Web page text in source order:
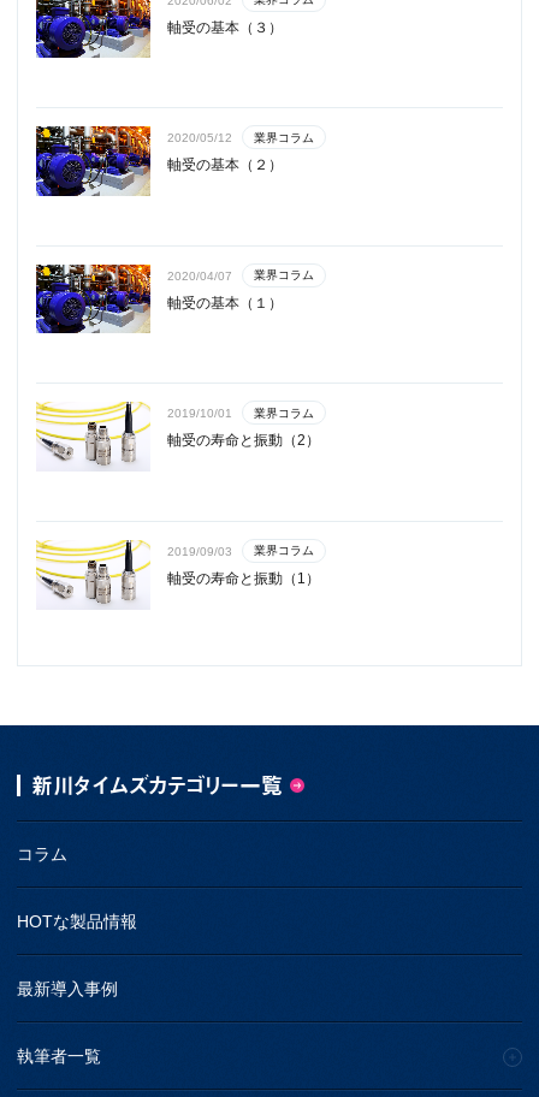
軸受の基本（３）
2020/05/12 業界コラム
軸受の基本（２）
2020/04/07 業界コラム
軸受の基本（１）
2019/10/01 業界コラム
軸受の寿命と振動（2）
2019/09/03 業界コラム
軸受の寿命と振動（1）
新川タイムズカテゴリー一覧
コラム
HOTな製品情報
最新導入事例
執筆者一覧